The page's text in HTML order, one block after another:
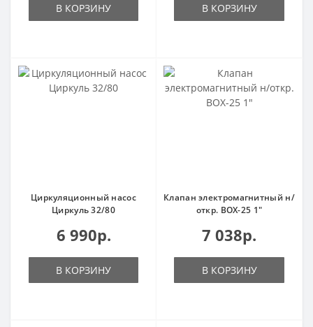
В КОРЗИНУ В КОРЗИНУ
Циркуляционный насос
Циркуль 32/80
6 990р.
В КОРЗИНУ
Клапан электромагнитный н/
откр. ВОХ-25 1"
7 038р.
В КОРЗИНУ